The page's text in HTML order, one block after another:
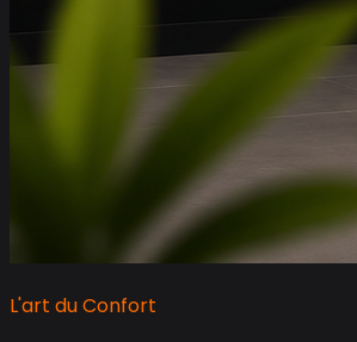
L'art du Confort